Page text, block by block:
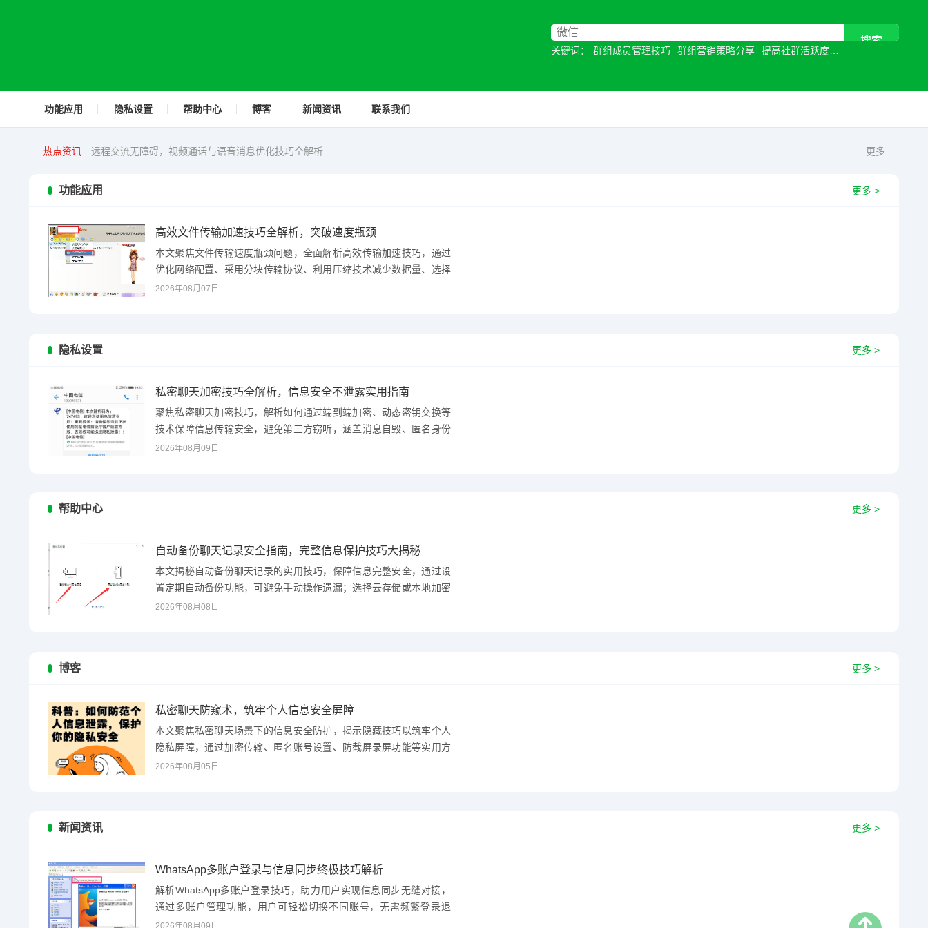
关键词： 群组成员管理技巧 群组营销策略分享 提高社群活跃度
功能应用 隐私设置 帮助中心 博客 新闻资讯 联系我们
热点资讯 更多
远程交流无障碍，视频通话与语音消息优化技巧全解析
功能应用 更多 >
高效文件传输加速技巧全解析，突破速度瓶颈
本文聚焦文件传输速度瓶颈问题，全面解析高效传输加速技巧，通过
优化网络配置、采用分块传输协议、利用压缩技术减少数据量、选择
高速传输工具等方法，...
2026年08月07日
隐私设置 更多 >
私密聊天加密技巧全解析，信息安全不泄露实用指南
聚焦私密聊天加密技巧，解析如何通过端到端加密、动态密钥交换等
技术保障信息传输安全，避免第三方窃听，涵盖消息自毁、匿名身份
设置、防截屏追踪等实...
2026年08月09日
帮助中心 更多 >
自动备份聊天记录安全指南，完整信息保护技巧大揭秘
本文揭秘自动备份聊天记录的实用技巧，保障信息完整安全，通过设
置定期自动备份功能，可避免手动操作遗漏；选择云存储或本地加密
备份，确保数据隐私安...
2026年08月08日
博客 更多 >
私密聊天防窥术，筑牢个人信息安全屏障
本文聚焦私密聊天场景下的信息安全防护，揭示隐藏技巧以筑牢个人
隐私屏障，通过加密传输、匿名账号设置、防截屏录屏功能等实用方
法，有效规避聊天内容...
2026年08月05日
新闻资讯 更多 >
WhatsApp多账户登录与信息同步终极技巧解析
解析WhatsApp多账户登录技巧，助力用户实现信息同步无缝对接，
通过多账户管理功能，用户可轻松切换不同账号，无需频繁登录退
出，支持设备绑定...
2026年08月09日